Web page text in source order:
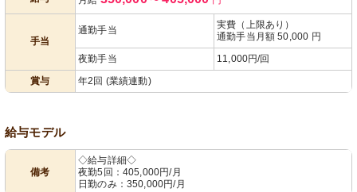
手当
通勤手当
実費（上限あり）
通勤手当月額 50,000 円
夜勤手当
11,000円/回
賞与
年2回 (業績連動)
給与モデル
備考
◇給与詳細◇
夜勤5回：405,000円/月
日勤のみ：350,000円/月